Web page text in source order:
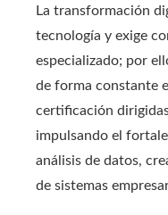
La transformación
tecnología y exige
especializado; por
de forma constante
certificación
impulsando el
análisis de datos,
de sistemas